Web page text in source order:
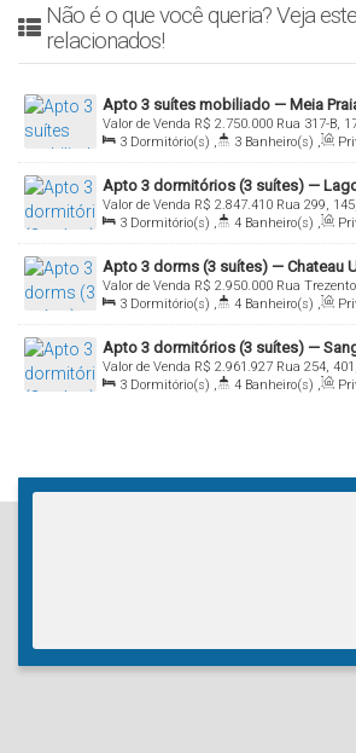
Não é o que você queria? Veja
relacionados!
Apto 3 suítes mobiliado — Meia
R$ 2.750.000
Valor de Venda
Rua 317-B,
Itapema, Santa Catarina, Brasil
3 Dormitório(s) , 3 Banheiro(s) ,
Suíte(s) , 2 Vaga(s)
Apto 3 dormitórios (3 suítes) —
R$ 2.847.410
Valor de Venda
Rua 299,
Itapema, Santa Catarina, Brasil
3 Dormitório(s) , 4 Banheiro(s) ,
Sala(s) , 3 Suíte(s) , 3 Vaga(s)
Apto 3 dorms (3 suítes) — Chateau
R$ 2.950.000
Valor de Venda
Rua
Meia Praia, Itapema, Santa Catarina,
3 Dormitório(s) , 4 Banheiro(s) ,
Sala(s) , 3 Suíte(s) , 3 Vaga(s)
Apto 3 dormitórios (3 suítes) —
R$ 2.961.927
Valor de Venda
Rua 254,
Itapema, Santa Catarina, Brasil
3 Dormitório(s) , 4 Banheiro(s) ,